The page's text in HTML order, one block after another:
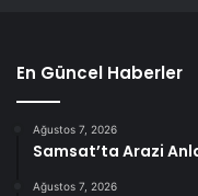
En Güncel Haberler
Ağustos 7, 2026
Samsat’ta Arazi
Ağustos 7, 2026